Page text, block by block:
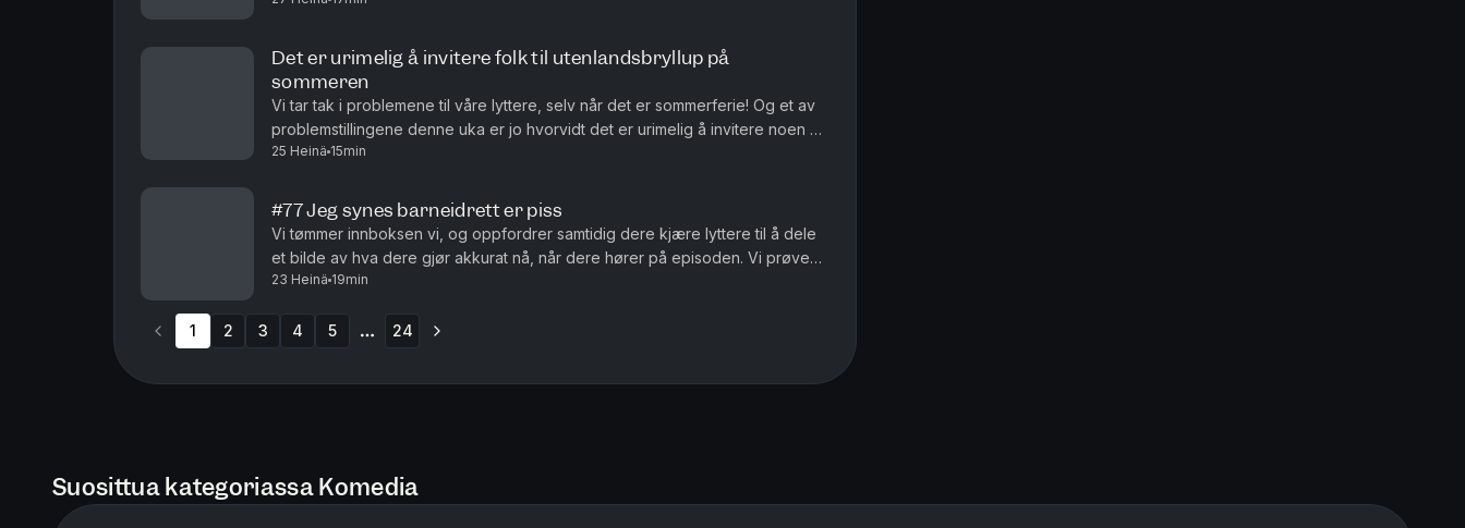
Det er urimelig å invitere folk til utenlandsbryllup på
sommeren
Vi tar tak i problemene til våre lyttere, selv når det er sommerferie! Og et av
problemstillingene denne uka er jo hvorvidt det er urimelig å invitere noen til
et utenlandsbryllup, når det er sommer. ...
25 Heinä 15min
#77 Jeg synes barneidrett er piss
Vi tømmer innboksen vi, og oppfordrer samtidig dere kjære lyttere til å dele
et bilde av hva dere gjør akkurat nå, når dere hører på episoden. Vi prøver
å finne ut av hvem av oss som er det beste forb...
23 Heinä 19min
1 2 3 4 5 24
Suosittua kategoriassa Komedia